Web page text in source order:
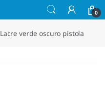
0
Lacre verde oscuro pistola